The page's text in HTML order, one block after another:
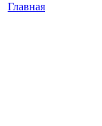
Главная